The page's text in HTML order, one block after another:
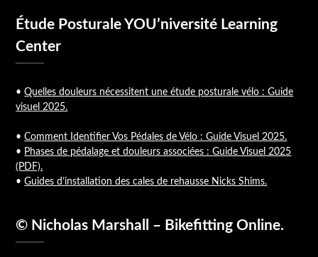
Étude Posturale YOU’niversité Learning
Center
•Quelles douleurs nécessitent une étude posturale vélo : Guide
visuel 2025.
•Comment Identifier Vos Pédales de Vélo : Guide Visuel 2025.
• Phases de pédalage et douleurs associées : Guide Visuel 2025
(PDF).
•Guides d’installation des cales de rehausse Nicks Shims.
© Nicholas Marshall – Bikefitting Online.